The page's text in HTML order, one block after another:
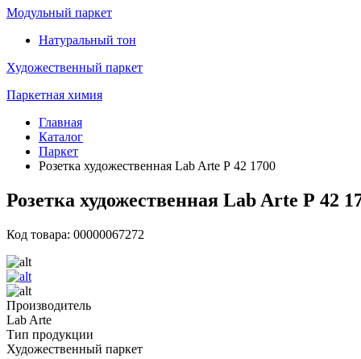
Модульный паркет
Натуральный тон
Художественный паркет
Паркетная химия
Главная
Каталог
Паркет
Розетка художественная Lab Arte Р 42 1700
Розетка художественная Lab Arte Р 42
Код товара: 00000067272
Производитель
Lab Arte
Тип продукции
Художественный паркет